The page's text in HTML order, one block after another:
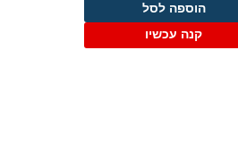
הוספה לסל
קנה עכשיו